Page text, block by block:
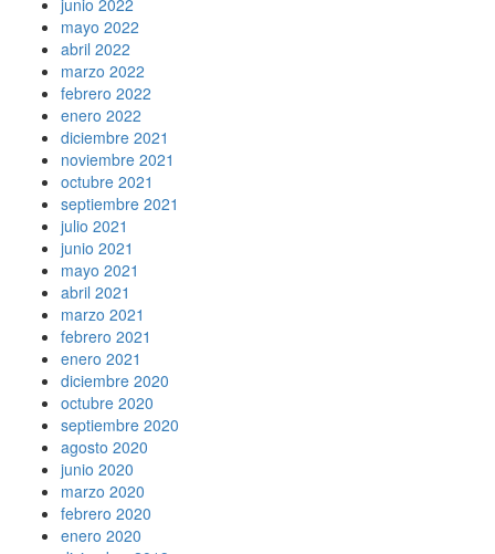
junio 2022
mayo 2022
abril 2022
marzo 2022
febrero 2022
enero 2022
diciembre 2021
noviembre 2021
octubre 2021
septiembre 2021
julio 2021
junio 2021
mayo 2021
abril 2021
marzo 2021
febrero 2021
enero 2021
diciembre 2020
octubre 2020
septiembre 2020
agosto 2020
junio 2020
marzo 2020
febrero 2020
enero 2020